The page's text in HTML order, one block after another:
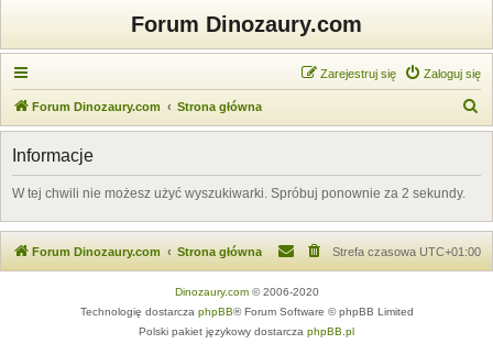
Forum Dinozaury.com
Zaloguj się
Zarejestruj się
Forum Dinozaury.com Strona główna
z
Informacje
W tej chwili nie możesz użyć wyszukiwarki. Spróbuj ponownie za 2 sekundy.
Forum Dinozaury.com Strona główna Strefa czasowa UTC+01:00
Dinozaury.com© 2006-2020
Technologię dostarcza phpBB® Forum Software © phpBB Limited
Polski pakiet językowy dostarcza phpBB.pl